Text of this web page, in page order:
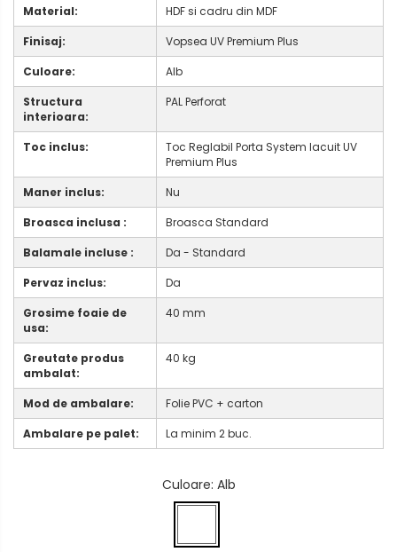
Material:
HDF si cadru din MDF
Finisaj:
Vopsea UV Premium Plus
Culoare:
Alb
Structura
interioara:
PAL Perforat
Toc inclus:
Toc Reglabil Porta System lacuit UV
Premium Plus
Maner inclus:
Nu
Broasca inclusa :
Broasca Standard
Balamale incluse :
Da - Standard
Pervaz inclus:
Da
Grosime foaie de
usa:
40 mm
Greutate produs
ambalat:
40 kg
Mod de ambalare:
Folie PVC + carton
Ambalare pe palet:
La minim 2 buc.
Culoare: Alb